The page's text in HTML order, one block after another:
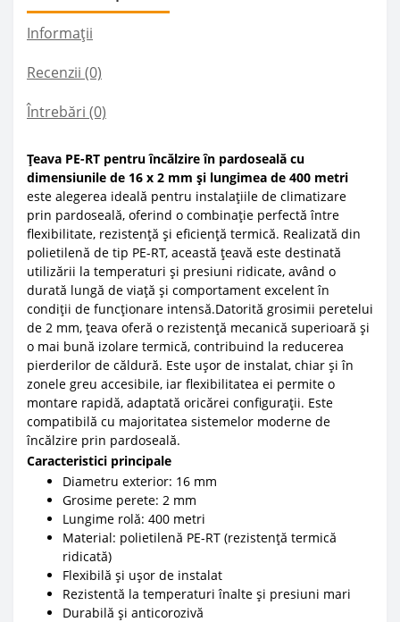
Informații
Recenzii (0)
Întrebări (0)
Țeava PE-RT pentru încălzire în pardoseală cu
dimensiunile de 16 x 2 mm și lungimea de 400 metri
este alegerea ideală pentru instalațiile de climatizare
prin pardoseală, oferind o combinație perfectă între
flexibilitate, rezistență și eficiență termică. Realizată din
polietilenă de tip PE-RT, această țeavă este destinată
utilizării la temperaturi și presiuni ridicate, având o
durată lungă de viață și comportament excelent în
condiții de funcționare intensă.Datorită grosimii peretelui
de 2 mm, țeava oferă o rezistență mecanică superioară și
o mai bună izolare termică, contribuind la reducerea
pierderilor de căldură. Este ușor de instalat, chiar și în
zonele greu accesibile, iar flexibilitatea ei permite o
montare rapidă, adaptată oricărei configurații. Este
compatibilă cu majoritatea sistemelor moderne de
încălzire prin pardoseală.
Caracteristici principale
Diametru exterior: 16 mm
Grosime perete: 2 mm
Lungime rolă: 400 metri
Material: polietilenă PE-RT (rezistență termică
ridicată)
Flexibilă și ușor de instalat
Rezistentă la temperaturi înalte și presiuni mari
Durabilă și anticorozivă